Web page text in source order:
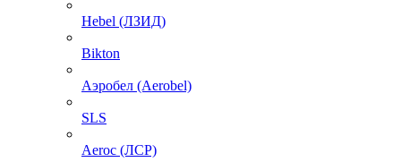
Hebel (ЛЗИД)
Bikton
Аэробел (Aerobel)
SLS
Aeroc (ЛСР)